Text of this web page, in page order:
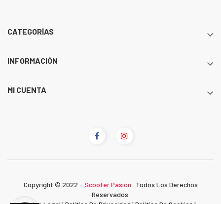
CATEGORÍAS 
INFORMACIÓN 
MI CUENTA 
Copyright © 2022 - Scooter Pasión
. Todos Los Derechos
Reservados.